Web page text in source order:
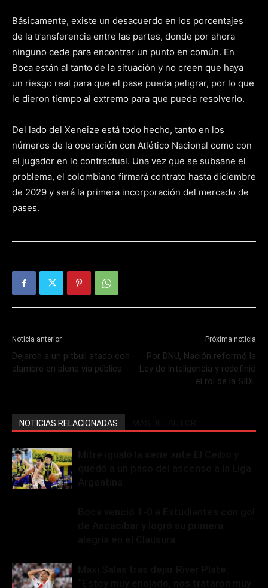
Básicamente, existe un desacuerdo en los porcentajes
de la transferencia entre las partes, donde por ahora
ninguno cede para encontrar un punto en común. En
Boca están al tanto de la situación y no creen que haya
un riesgo real para que el pase pueda peligrar, por lo que
le dieron tiempo al extremo para que pueda resolverlo.
Del lado del Xeneize está todo hecho, tanto en los
números de la operación con Atlético Nacional como con
el jugador en lo contractual. Una vez que se subsane el
problema, el colombiano firmará contrato hasta diciembre
de 2029 y será la primera incorporación del mercado de
pases.
Noticia anterior
Dejaron a un pitbull atado con
alambre en plena vía pública
Próxima noticia
Por DNU, Nación reformó la
Ley de Inteligencia y redefinió
el rol de la SIDE
NOTICIAS RELACIONADAS